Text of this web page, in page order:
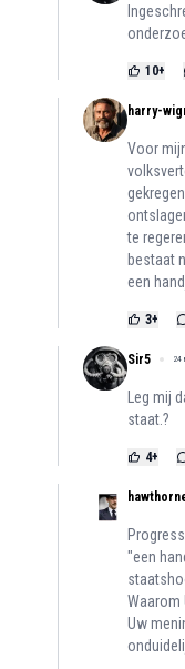
10+
harry-
Voor
te
bestaat
een
3+
Sir5 24
Leg mij
staat.?
4+
"een
Waarom
Uw